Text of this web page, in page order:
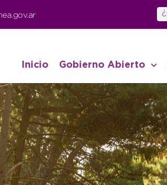
Inicio Gobierno Abierto